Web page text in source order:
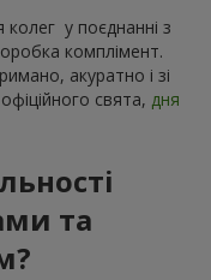
у поєднанні з
комплімент.
акуратно і зі
свята, дня
та